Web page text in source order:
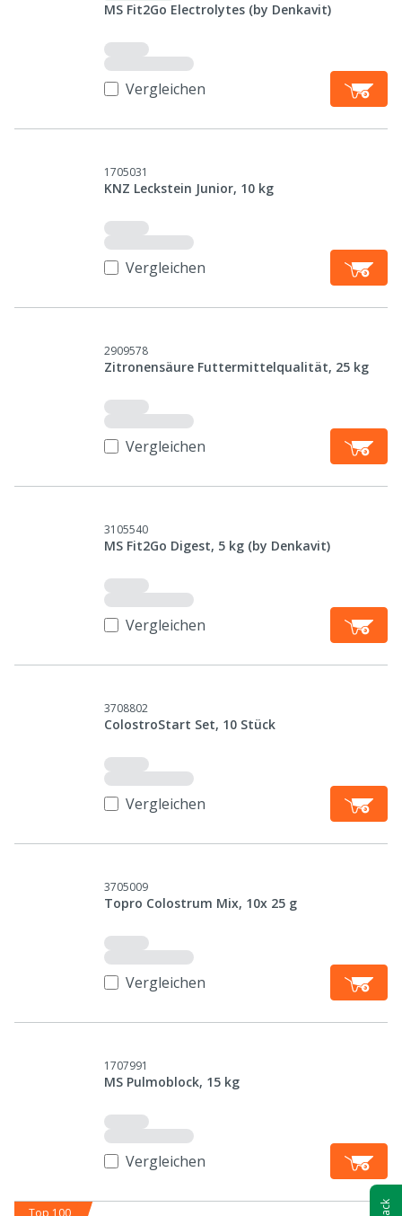
MS Fit2Go Electrolytes (by Denkavit)
Vergleichen
1705031
KNZ Leckstein Junior, 10 kg
Vergleichen
2909578
Zitronensäure Futtermittelqualität, 25 kg
Vergleichen
3105540
MS Fit2Go Digest, 5 kg (by Denkavit)
Vergleichen
3708802
ColostroStart Set, 10 Stück
Vergleichen
3705009
Topro Colostrum Mix, 10x 25 g
Vergleichen
1707991
MS Pulmoblock, 15 kg
Vergleichen
Top 100